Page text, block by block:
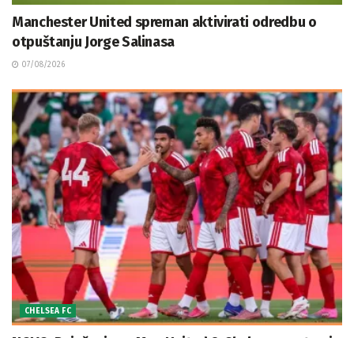
Manchester United spreman aktivirati odredbu o
otpuštanju Jorge Salinasa
07/08/2026
CHELSEA FC